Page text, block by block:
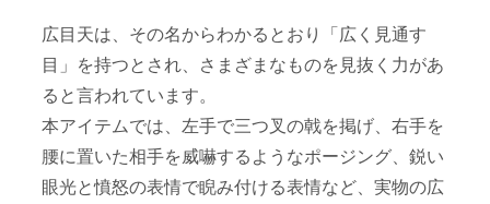
広目天は、その名からわかるとおり「広く見通す
目」を持つとされ、さまざまなものを見抜く力があ
ると言われています。
本アイテムでは、左手で三つ叉の戟を掲げ、右手を
腰に置いた相手を威嚇するようなポージング、鋭い
眼光と憤怒の表情で睨み付ける表情など、実物の広